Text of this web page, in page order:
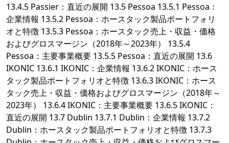
13.4.5 Passier：直近の展開 13.5 Pessoa 13.5.1 Pessoa：
企業情報 13.5.2 Pessoa：ホースタック製品ポートフォリ
オと特徴 13.5.3 Pessoa：ホースタック売上・収益・価格
およびグロスマージン（2018年～2023年） 13.5.4
Pessoa：主要事業概要 13.5.5 Pessoa：直近の展開 13.6
IKONIC 13.6.1 IKONIC：企業情報 13.6.2 IKONIC：ホース
タック製品ポートフォリオと特徴 13.6.3 IKONIC：ホース
タック売上・収益・価格およびグロスマージン（2018年～
2023年） 13.6.4 IKONIC：主要事業概要 13.6.5 IKONIC：
直近の展開 13.7 Dublin 13.7.1 Dublin：企業情報 13.7.2
Dublin：ホースタック製品ポートフォリオと特徴 13.7.3